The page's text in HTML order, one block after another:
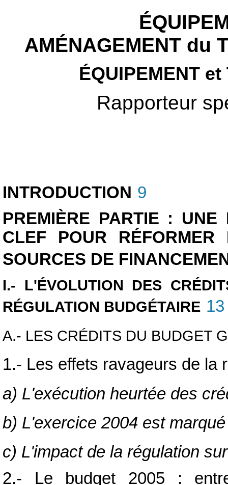
AMÉNAGEMENT du
ÉQUIPEMENT
Rapporteur
INTRODUCTION 9
PREMIÈRE PARTIE : UNE
CLEF POUR
SOURCES DE
I.- L'ÉVOLUTION DES
RÉGULATION BUDGÉTAIRE 13
A.- LES CRÉDITS DU BUDGET
1.- Les effets ravageurs de la
a) L'exécution heurtée des
b) L'exercice 2004 est
c) L'impact de la régulation
2.- Le budget 2005 :